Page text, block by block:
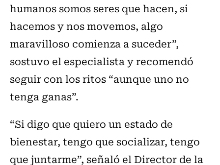
humanos somos seres que hacen, si
hacemos y nos movemos, algo
maravilloso comienza a suceder”,
sostuvo el especialista y recomendó
seguir con los ritos “aunque uno no
tenga ganas”.
“Si digo que quiero un estado de
bienestar, tengo que socializar, tengo
que juntarme”, señaló el Director de la